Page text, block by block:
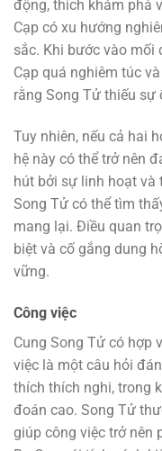
động, thích khám phá
Cạp có xu hướng
sắc. Khi bước vào mối
Cạp quá nghiêm túc
rằng Song Tử thiếu sự
Tuy nhiên, nếu cả hai
hệ này có thể trở nên
hút bởi sự linh hoạt và
Song Tử có thể tìm
mang lại. Điều quan
biệt và cố gắng dung
vững.
Công việc
Cung Song Tử có hợp
việc là một câu hỏi
thích thích nghi, trong
đoán cao. Song Tử
giúp công việc trở nên